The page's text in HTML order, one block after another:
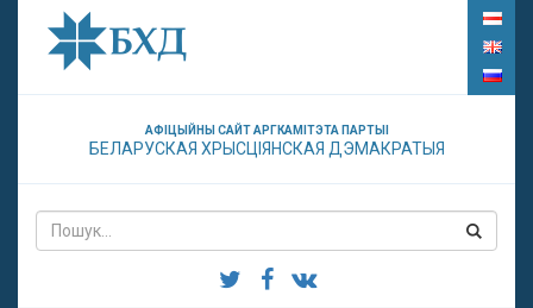
АФІЦЫЙНЫ САЙТ АРГКАМІТЭТА ПАРТЫІ
БЕЛАРУСКАЯ ХРЫСЦІЯНСКАЯ ДЭМАКРАТЫЯ